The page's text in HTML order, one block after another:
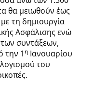
θα μειωθούν έως
με τη δημιουργία
Ασφάλισης ενώ
των συντάξεων,
την 1 η Ιανουαρίου
του